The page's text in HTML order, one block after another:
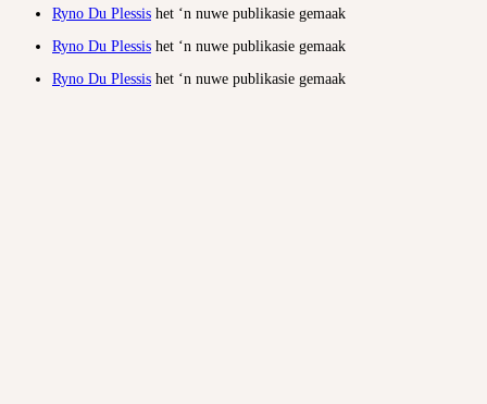
Ryno Du Plessis het ‘n nuwe publikasie gemaak
Ryno Du Plessis het ‘n nuwe publikasie gemaak
Ryno Du Plessis het ‘n nuwe publikasie gemaak